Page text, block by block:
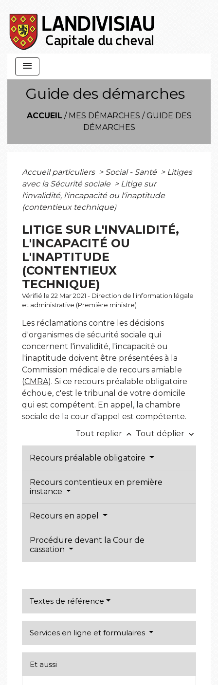
menu
Guide des démarches
ACCUEIL / MES DÉMARCHES / GUIDE DES
DÉMARCHES
Accueil particuliers > Social - Santé > Litiges
avec la Sécurité sociale > Litige sur
l'invalidité, l'incapacité ou l'inaptitude
(contentieux technique)
LITIGE SUR L'INVALIDITÉ,
L'INCAPACITÉ OU
L'INAPTITUDE
(CONTENTIEUX
TECHNIQUE)
Vérifié le 22 Mar 2021 - Direction de l'information légale
et administrative (Première ministre)
Les réclamations contre les décisions
d'organismes de sécurité sociale qui
concernent l'invalidité, l'incapacité ou
l'inaptitude doivent être présentées à la
Commission médicale de recours amiable
(CMRA). Si ce recours préalable obligatoire
échoue, c'est le tribunal de votre domicile
qui est compétent. En appel, la chambre
sociale de la cour d'appel est compétente.
Tout replier keyboard_arrow_up Tout déplier keyboard_arrow_down
Recours préalable obligatoire
Recours contentieux en première
instance
Recours en appel
Procédure devant la Cour de
cassation
Textes de référence
Services en ligne et formulaires
Et aussi